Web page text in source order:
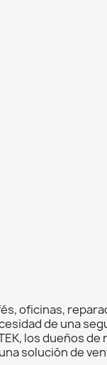
oficinas,
de una
los dueños
solución de